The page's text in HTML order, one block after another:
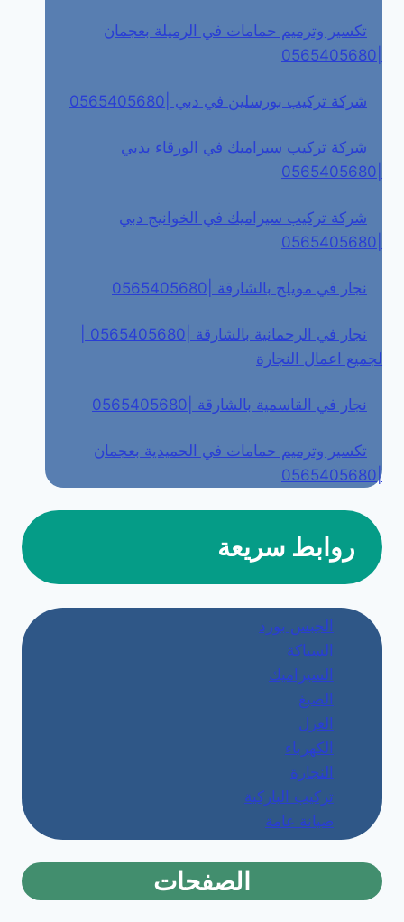
تكسير وترميم حمامات في الرميلة بعجمان
شركة تركيب بورسلين في دبي |0565405680
شركة تركيب سيراميك في الورقاء بدبي
شركة تركيب سيراميك في الخوانيج دبي
نجار في مويلح بالشارقة |0565405680
لجميع اعمال النجارة
نجار في القاسمية بالشارقة |0565405680
تكسير وترميم حمامات في الحميدية بعجمان
|0565405680
روابط سريعة
الجبس بورد
السباكة
السيراميك
الصبغ
العزل
الكهرباء
النجارة
تركيب الباركية
صيانة عامة
الصفحات